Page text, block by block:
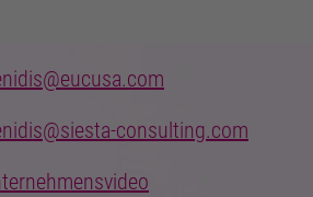
consulting.com